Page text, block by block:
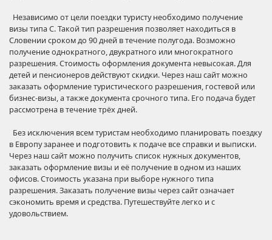
Независимо от цели поездки туристу необходимо получение
визы типа C. Такой тип разрешения позволяет находиться в
Словении сроком до 90 дней в течение полугода. Возможно
получение однократного, двукратного или многократного
разрешения. Стоимость оформления документа невысокая. Для
детей и пенсионеров действуют скидки. Через наш сайт можно
заказать оформление туристического разрешения, гостевой или
бизнес-визы, а также документа срочного типа. Его подача будет
рассмотрена в течение трёх дней.
Без исключения всем туристам необходимо планировать поездку
в Европу заранее и подготовить к подаче все справки и выписки.
Через наш сайт можно получить список нужных документов,
заказать оформление визы и её получение в одном из наших
офисов. Стоимость указана при выборе нужного типа
разрешения. Заказать получение визы через сайт означает
сэкономить время и средства. Путешествуйте легко и с
удовольствием.